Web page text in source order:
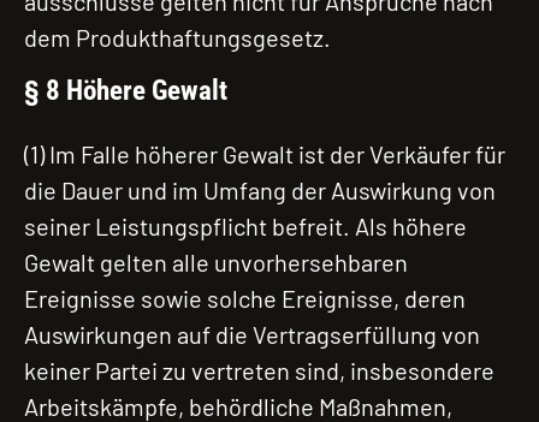
dem Produkthaftungsgesetz.
§ 8 Höhere Gewalt
(1) Im Falle höherer Gewalt ist der Verkäufer für
die Dauer und im Umfang der Auswirkung von
seiner Leistungspflicht befreit. Als höhere
Gewalt gelten alle unvorhersehbaren
Ereignisse sowie solche Ereignisse, deren
Auswirkungen auf die Vertragserfüllung von
keiner Partei zu vertreten sind, insbesondere
Arbeitskämpfe, behördliche Maßnahmen,